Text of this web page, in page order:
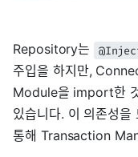
Repository는
주입을 하지만,
Module을 import한
있습니다. 이 의존성을
통해 Transaction